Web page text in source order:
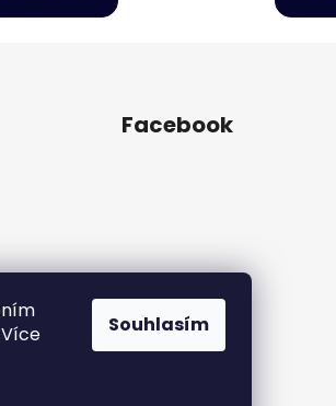
Souhlasím
Facebook